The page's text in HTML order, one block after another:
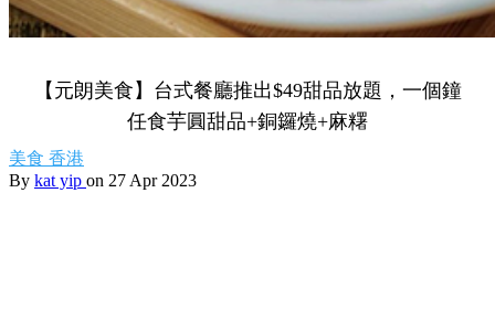
【元朗美食】台式餐廳推出$49甜品放題，一個鐘
任食芋圓甜品+銅鑼燒+麻糬
美食 香港
By kat yip on 27 Apr 2023